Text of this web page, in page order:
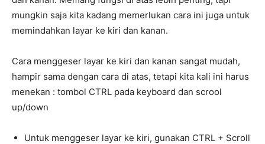
mungkin saja kita kadang memerlukan cara ini juga untuk
memindahkan layar ke kiri dan kanan.
Cara menggeser layar ke kiri dan kanan sangat mudah,
hampir sama dengan cara di atas, tetapi kita kali ini harus
menekan : tombol CTRL pada keyboard dan scrool
up/down
Untuk menggeser layar ke kiri, gunakan CTRL + Scroll